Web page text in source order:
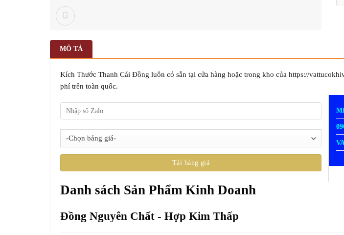
MÔ TẢ
Kích Thước Thanh Cái Đồng luôn có sẵn tại cửa hàng hoặc trong kho của https://
phí trên toàn quốc.
Danh sách Sản Phẩm Kinh Doanh
Đồng Nguyên Chất - Hợp Kim Thấp